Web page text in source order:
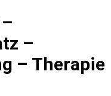
–
– Therapie